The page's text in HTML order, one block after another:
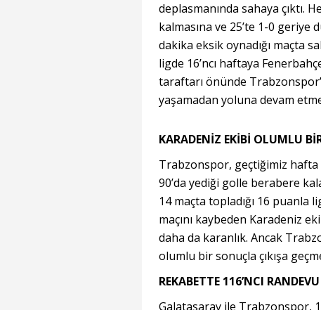
deplasmanında sahaya çıktı.
kalmasına ve 25’te 1-0
dakika eksik oynadığı maçta
ligde 16’ncı haftaya
taraftarı önünde
yaşamadan yoluna devam
KARADENİZ EKİBİ OLUMLU
Trabzonspor, geçtiğimiz hafta
90’da yediği golle berabere
14 maçta topladığı 16 puanla
maçını kaybeden Karadeniz
daha da karanlık. Ancak
olumlu bir sonuçla çıkışa
REKABETTE 116’NCI RANDEVU
Galatasaray ile Trabzonspor,